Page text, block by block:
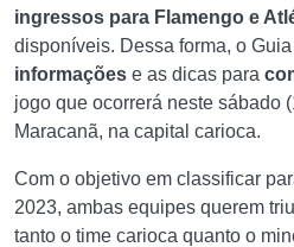
ingressos para Flamengo e
disponíveis. Dessa forma, o
informações e as dicas para
jogo que ocorrerá neste sábado
Maracanã, na capital carioca.
Com o objetivo em classificar
2023, ambas equipes querem
tanto o time carioca quanto o